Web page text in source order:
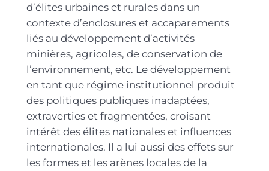
d’élites urbaines et rurales dans un
contexte d’enclosures et accaparements
liés au développement d’activités
minières, agricoles, de conservation de
l’environnement, etc. Le développement
en tant que régime institutionnel produit
des politiques publiques inadaptées,
extraverties et fragmentées, croisant
intérêt des élites nationales et influences
internationales. Il a lui aussi des effets sur
les formes et les arènes locales de la